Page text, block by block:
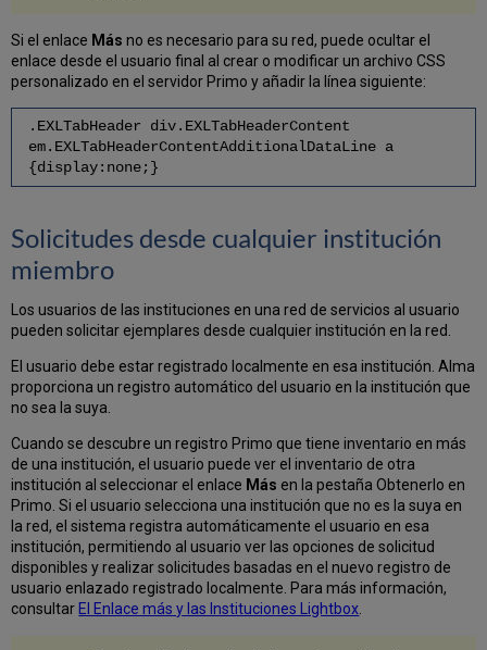
Si el enlace Más no es necesario para su red, puede ocultar el
enlace desde el usuario final al crear o modificar un archivo CSS
personalizado en el servidor Primo y añadir la línea siguiente:
.EXLTabHeader div.EXLTabHeaderContent
em.EXLTabHeaderContentAdditionalDataLine a
{display:none;}
Solicitudes desde cualquier institución
miembro
Los usuarios de las instituciones en una red de servicios al usuario
pueden solicitar ejemplares desde cualquier institución en la red.
El usuario debe estar registrado localmente en esa institución. Alma
proporciona un registro automático del usuario en la institución que
no sea la suya.
Cuando se descubre un registro Primo que tiene inventario en más
de una institución, el usuario puede ver el inventario de otra
institución al seleccionar el enlace Más en la pestaña Obtenerlo en
Primo. Si el usuario selecciona una institución que no es la suya en
la red, el sistema registra automáticamente el usuario en esa
institución, permitiendo al usuario ver las opciones de solicitud
disponibles y realizar solicitudes basadas en el nuevo registro de
usuario enlazado registrado localmente. Para más información,
consultar El Enlace más y las Instituciones Lightbox.